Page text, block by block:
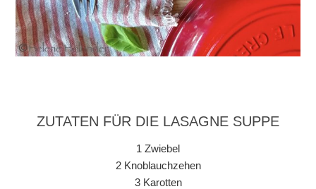
ZUTATEN FÜR DIE LASAGNE SUPPE
1 Zwiebel
2 Knoblauchzehen
3 Karotten